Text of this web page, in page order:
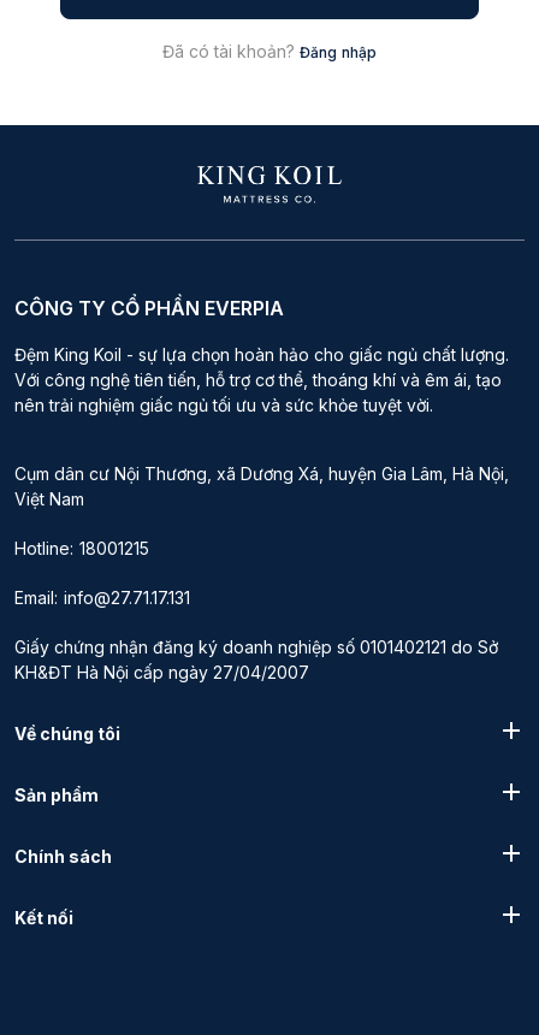
Đã có tài khoản? Đăng nhập
CÔNG TY CỔ PHẦN EVERPIA
Đệm King Koil - sự lựa chọn hoàn hảo cho giấc ngủ chất lượng.
Với công nghệ tiên tiến, hỗ trợ cơ thể, thoáng khí và êm ái, tạo
nên trải nghiệm giấc ngủ tối ưu và sức khỏe tuyệt vời.
Cụm dân cư Nội Thương, xã Dương Xá, huyện Gia Lâm, Hà Nội,
Việt Nam
Hotline: 18001215
Email: info@27.71.17.131
Giấy chứng nhận đăng ký doanh nghiệp số 0101402121 do Sở
KH&ĐT Hà Nội cấp ngày 27/04/2007
Về chúng tôi
Sản phẩm
Chính sách
Kết nối